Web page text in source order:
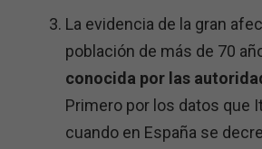
La evidencia de la gran
población de más de 70
conocida por las
Primero por los datos que
cuando en España se